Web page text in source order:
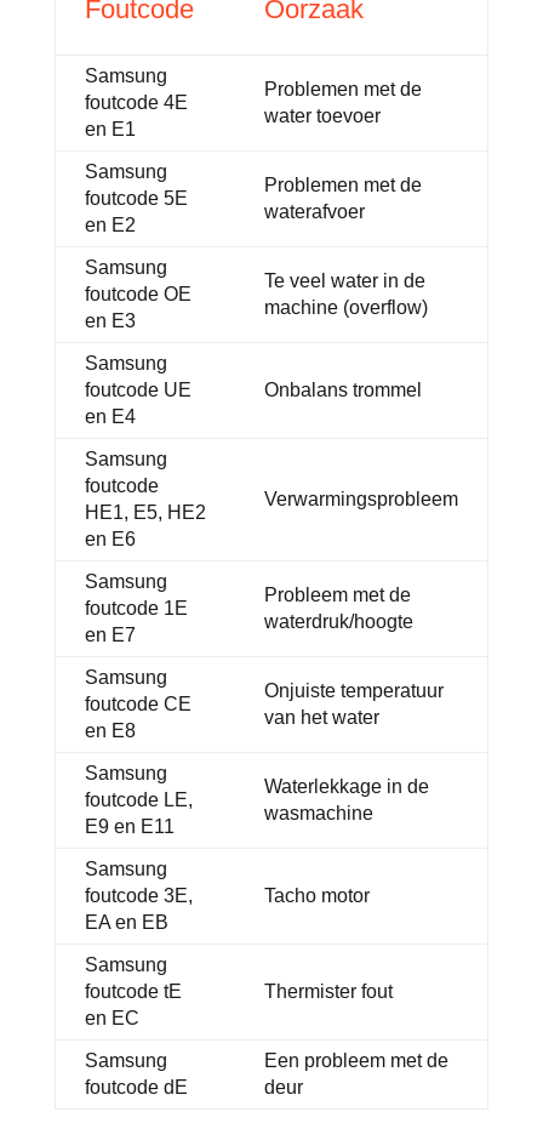
Foutcode Oorzaak
Samsung
foutcode 4E
en E1
Problemen met de
water toevoer
Samsung
foutcode 5E
en E2
Problemen met de
waterafvoer
Samsung
foutcode OE
en E3
Te veel water in de
machine (overflow)
Samsung
foutcode UE
en E4
Onbalans trommel
Samsung
foutcode
HE1, E5, HE2
en E6
Verwarmingsprobleem
Samsung
foutcode 1E
en E7
Probleem met de
waterdruk/hoogte
Samsung
foutcode CE
en E8
Onjuiste temperatuur
van het water
Samsung
foutcode LE,
E9 en E11
Waterlekkage in de
wasmachine
Samsung
foutcode 3E,
EA en EB
Tacho motor
Samsung
foutcode tE
en EC
Thermister fout
Samsung
foutcode dE
Een probleem met de
deur